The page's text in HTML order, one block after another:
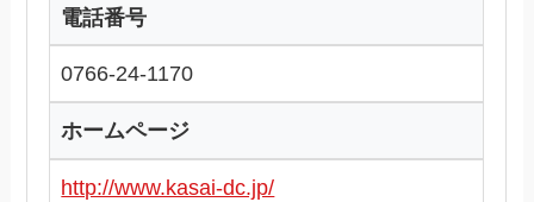
電話番号
0766-24-1170
ホームページ
http://www.kasai-dc.jp/